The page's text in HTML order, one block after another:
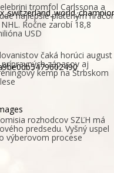
tromfol Carlssona a
najlepšie plateným
Ročne zarobí 18,8
USD
čaká horúci august
zápasov aj
kemp na Štrbskom
rozhodcov SZĽH má
predsedu. Vyšný uspel
výberovom procese